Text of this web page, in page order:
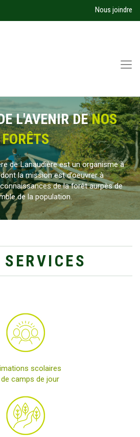
Nous joindre
L'AVENIR DENOS
FORÊTS
de Lanaudière est un organisme à
la mission est d’oeuvrer à
de la forêt aurpès de
de la population.
SERVICES
scolaires
camps de jour